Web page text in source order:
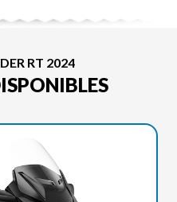
RT 2024